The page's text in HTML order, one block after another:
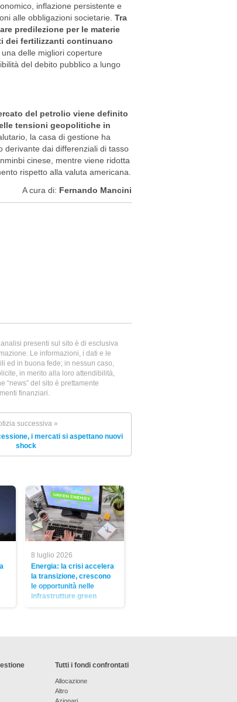
inflazione persistente e
alle obbligazioni societarie. Tra
predilezione per le materie
dei fertilizzanti continuano
delle migliori coperture
del debito pubblico a lungo
del petrolio viene definito
tensioni geopolitiche in
la casa di gestione ha
derivante dai differenziali di tasso
cinese, mentre viene ridotta
rispetto alla valuta americana.
A cura di: Fernando Mancini
presenti sul sito è di esclusiva
Le informazioni, i dati e le
ed in buona fede; in nessun caso,
in merito alla loro attendibilità,
“news” del sito è prettamente
finanziari.
successiva »
i mercati si aspettano nuovi
shock
8 luglio 2026
Energia: la crisi accelera
la transizione, crescono
le opportunità nelle
infrastrutture green
Tutti i fondi confrontati
Allocazione
Altro